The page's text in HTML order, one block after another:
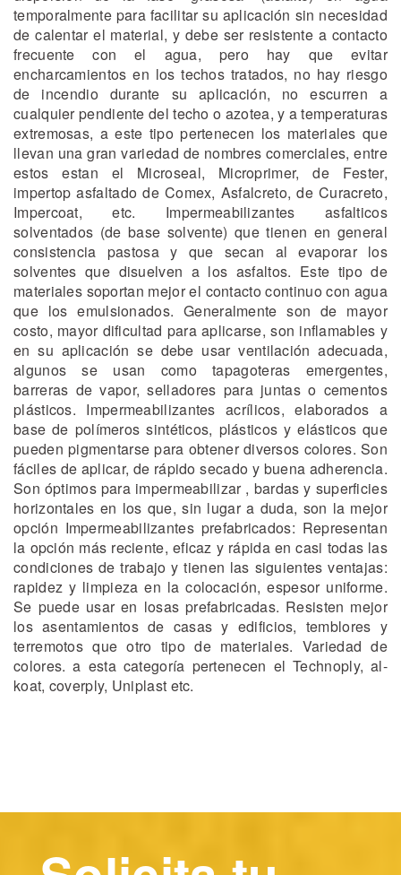
temporalmente para facilitar su aplicación sin necesidad
de calentar el material, y debe ser resistente a contacto
frecuente con el agua, pero hay que evitar
encharcamientos en los techos tratados, no hay riesgo
de incendio durante su aplicación, no escurren a
cualquier pendiente del techo o azotea, y a temperaturas
extremosas, a este tipo pertenecen los materiales que
llevan una gran variedad de nombres comerciales, entre
estos estan el Microseal, Microprimer, de Fester,
impertop asfaltado de Comex, Asfalcreto, de Curacreto,
Impercoat, etc. Impermeabilizantes asfalticos
solventados (de base solvente) que tienen en general
consistencia pastosa y que secan al evaporar los
solventes que disuelven a los asfaltos. Este tipo de
materiales soportan mejor el contacto continuo con agua
que los emulsionados. Generalmente son de mayor
costo, mayor dificultad para aplicarse, son inflamables y
en su aplicación se debe usar ventilación adecuada,
algunos se usan como tapagoteras emergentes,
barreras de vapor, selladores para juntas o cementos
plásticos. Impermeabilizantes acrílicos, elaborados a
base de polímeros sintéticos, plásticos y elásticos que
pueden pigmentarse para obtener diversos colores. Son
fáciles de aplicar, de rápido secado y buena adherencia.
Son óptimos para impermeabilizar , bardas y superficies
horizontales en los que, sin lugar a duda, son la mejor
opción Impermeabilizantes prefabricados: Representan
la opción más reciente, eficaz y rápida en casi todas las
condiciones de trabajo y tienen las siguientes ventajas:
rapidez y limpieza en la colocación, espesor uniforme.
Se puede usar en losas prefabricadas. Resisten mejor
los asentamientos de casas y edificios, temblores y
terremotos que otro tipo de materiales. Variedad de
colores. a esta categoría pertenecen el Technoply, al-
koat, coverply, Uniplast etc.